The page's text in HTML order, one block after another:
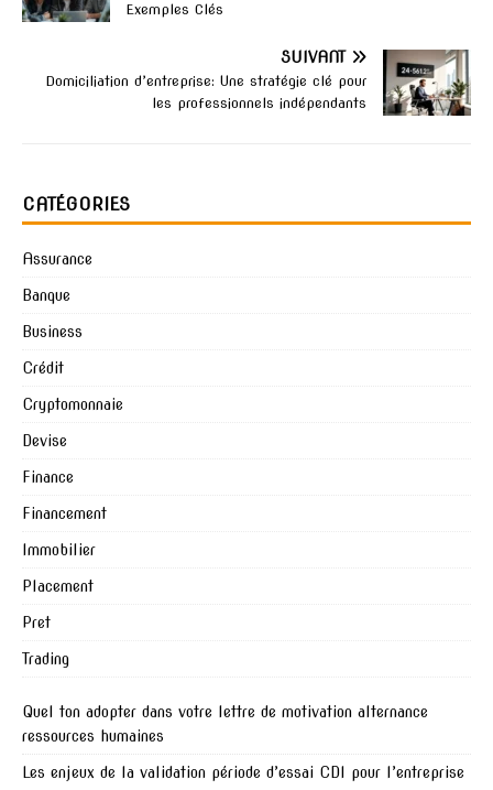
Exemples Clés
SUIVANT
Domiciliation d’entreprise: Une stratégie clé pour
les professionnels indépendants
CATÉGORIES
Assurance
Banque
Business
Crédit
Cryptomonnaie
Devise
Finance
Financement
Immobilier
Placement
Pret
Trading
Quel ton adopter dans votre lettre de motivation alternance
ressources humaines
Les enjeux de la validation période d’essai CDI pour l’entreprise